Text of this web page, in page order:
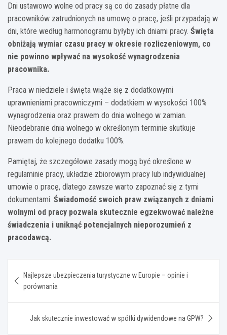
Dni ustawowo wolne od pracy są co do zasady płatne dla
pracowników zatrudnionych na umowę o pracę, jeśli przypadają w
dni, które według harmonogramu byłyby ich dniami pracy. Święta
obniżają wymiar czasu pracy w okresie rozliczeniowym, co
nie powinno wpływać na wysokość wynagrodzenia
pracownika.
Praca w niedziele i święta wiąże się z dodatkowymi
uprawnieniami pracowniczymi – dodatkiem w wysokości 100%
wynagrodzenia oraz prawem do dnia wolnego w zamian.
Nieodebranie dnia wolnego w określonym terminie skutkuje
prawem do kolejnego dodatku 100%.
Pamiętaj, że szczegółowe zasady mogą być określone w
regulaminie pracy, układzie zbiorowym pracy lub indywidualnej
umowie o pracę, dlatego zawsze warto zapoznać się z tymi
dokumentami. Świadomość swoich praw związanych z dniami
wolnymi od pracy pozwala skutecznie egzekwować należne
świadczenia i uniknąć potencjalnych nieporozumień z
pracodawcą.
wpisu
Najlepsze ubezpieczenia turystyczne w Europie – opinie i
porównania
Jak skutecznie inwestować w spółki dywidendowe na GPW?